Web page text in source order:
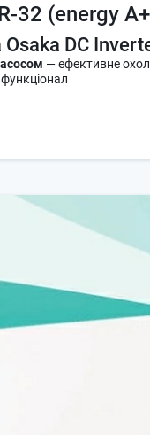
32 (energy
DC
— ефективне